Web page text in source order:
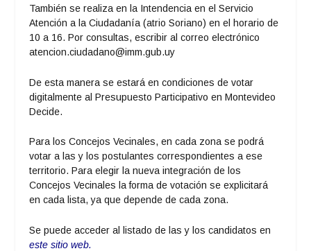
También se realiza en la Intendencia en el Servicio
Atención a la Ciudadanía (atrio Soriano) en el horario de
10 a 16. Por consultas, escribir al correo electrónico
atencion.ciudadano@imm.gub.uy
De esta manera se estará en condiciones de votar
digitalmente al Presupuesto Participativo en Montevideo
Decide.
Para los Concejos Vecinales, en cada zona se podrá
votar a las y los postulantes correspondientes a ese
territorio. Para elegir la nueva integración de los
Concejos Vecinales la forma de votación se explicitará
en cada lista, ya que depende de cada zona.
Se puede acceder al listado de las y los candidatos en
este sitio web.